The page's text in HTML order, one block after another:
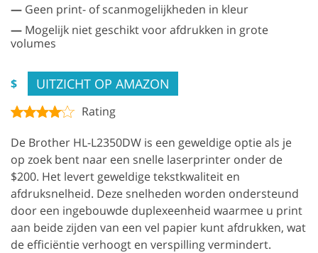
— Geen print- of scanmogelijkheden in kleur
— Mogelijk niet geschikt voor afdrukken in grote
volumes
$ UITZICHT OP AMAZON
Rating
De Brother HL-L2350DW is een geweldige optie als je
op zoek bent naar een snelle laserprinter onder de
$200. Het levert geweldige tekstkwaliteit en
afdruksnelheid. Deze snelheden worden ondersteund
door een ingebouwde duplexeenheid waarmee u print
aan beide zijden van een vel papier kunt afdrukken, wat
de efficiëntie verhoogt en verspilling vermindert.